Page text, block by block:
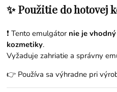
✨ Použitie do hotovej
❗ Tento emulgátor nie je
kozmetiky.
Vyžaduje zahriatie a správny
👉 Používa sa výhradne pri